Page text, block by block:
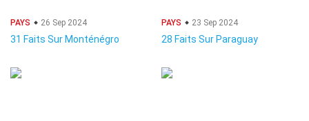
PAYS 26 Sep 2024
31 Faits Sur Monténégro
PAYS 23 Sep 2024
28 Faits Sur Paraguay